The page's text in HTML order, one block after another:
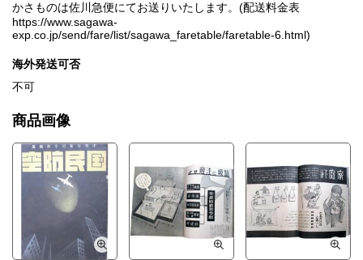
かさものは佐川急便にてお送りいたします。(配送料金表
https://www.sagawa-
exp.co.jp/send/fare/list/sagawa_faretable/faretable-6.html)
海外発送可否
不可
商品画像